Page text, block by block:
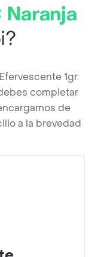
Naranja
1gr.
completar
de
a la brevedad